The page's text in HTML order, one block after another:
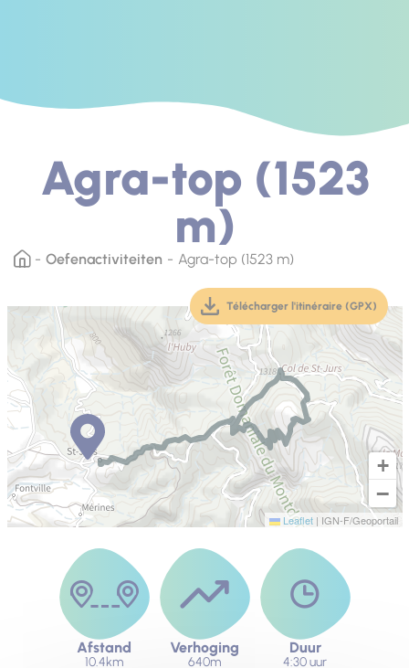
Agra-top (1523
m)
Oefenactiviteiten Agra-top (1523 m)
+
−
Leaflet | IGN-F/Geoportail
Télécharger l'itinéraire (GPX)
(téléchargement,
Afstand
10.4km
Verhoging
640m
Duur
4:30 uur